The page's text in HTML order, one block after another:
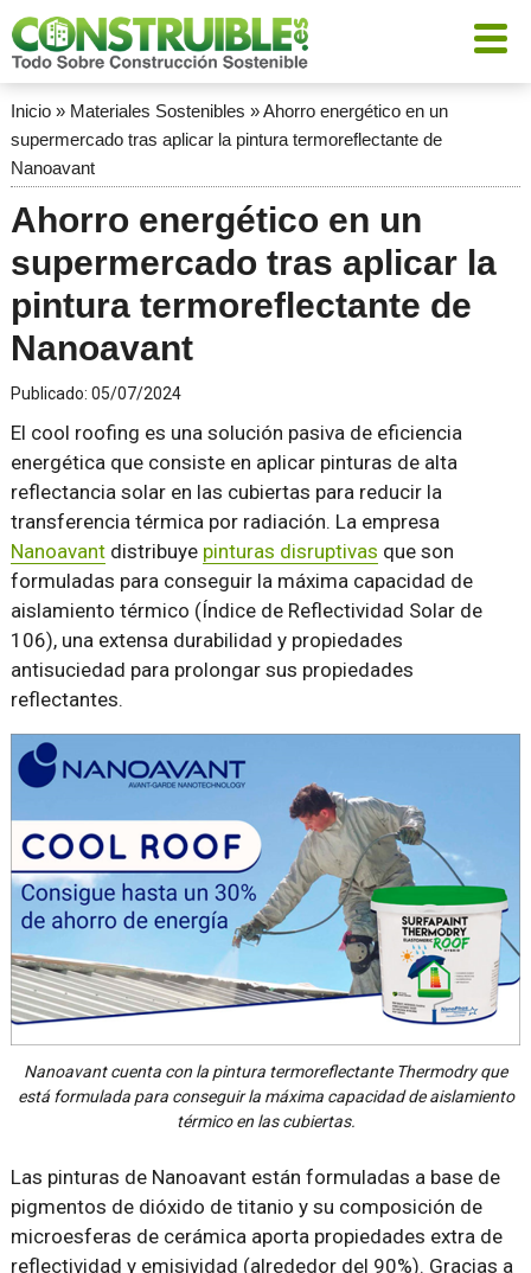
Inicio» Materiales Sostenibles »Ahorro energético en un
supermercado tras aplicar la pintura termoreflectante de
Nanoavant
Ahorro energético en un
supermercado tras aplicar la
pintura termoreflectante de
Nanoavant
Publicado: 05/07/2024
El cool roofing es una solución pasiva de eficiencia
energética que consiste en aplicar pinturas de alta
reflectancia solar en las cubiertas para reducir la
transferencia térmica por radiación. La empresa
Nanoavantdistribuye pinturas disruptivas que son
formuladas para conseguir la máxima capacidad de
aislamiento térmico (Índice de Reflectividad Solar de
106), una extensa durabilidad y propiedades
antisuciedad para prolongar sus propiedades
reflectantes.
Nanoavant cuenta con la pintura termoreflectante Thermodry que
está formulada para conseguir la máxima capacidad de aislamiento
térmico en las cubiertas.
Las pinturas de Nanoavant están formuladas a base de
pigmentos de dióxido de titanio y su composición de
microesferas de cerámica aporta propiedades extra de
reflectividad y emisividad (alrededor del 90%). Gracias a